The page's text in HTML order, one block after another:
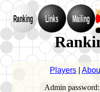
Ranking Links Mailing
Players
Admin password: